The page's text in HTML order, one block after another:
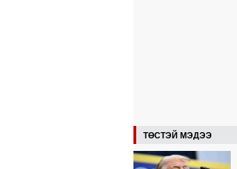
ТӨСТЭЙ МЭДЭЭ